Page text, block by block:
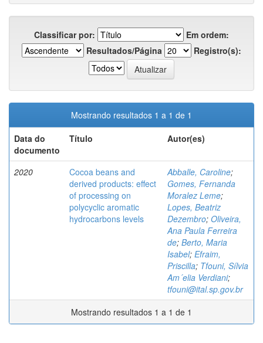
Classificar por:
Em ordem:
Resultados/Página
Registro(s):
Mostrando resultados 1 a 1 de 1
Data do
documento
Título Autor(es)
2020
Cocoa beans and
derived products: effect
of processing on
polycyclic aromatic
hydrocarbons levels
Abballe, Caroline;
Gomes, Fernanda
Moralez Leme;
Lopes, Beatriz
Dezembro; Oliveira,
Ana Paula Ferreira
de; Berto, Maria
Isabel; Efraim,
Priscilla; Tfouni, Sílvia
Am´elia Verdiani;
tfouni@ital.sp.gov.br
Mostrando resultados 1 a 1 de 1